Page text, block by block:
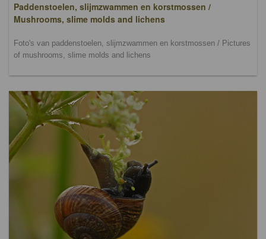
Paddenstoelen, slijmzwammen en korstmossen /
Mushrooms, slime molds and lichens
Foto's van paddenstoelen, slijmzwammen en korstmossen / Pictures
of mushrooms, slime molds and lichens